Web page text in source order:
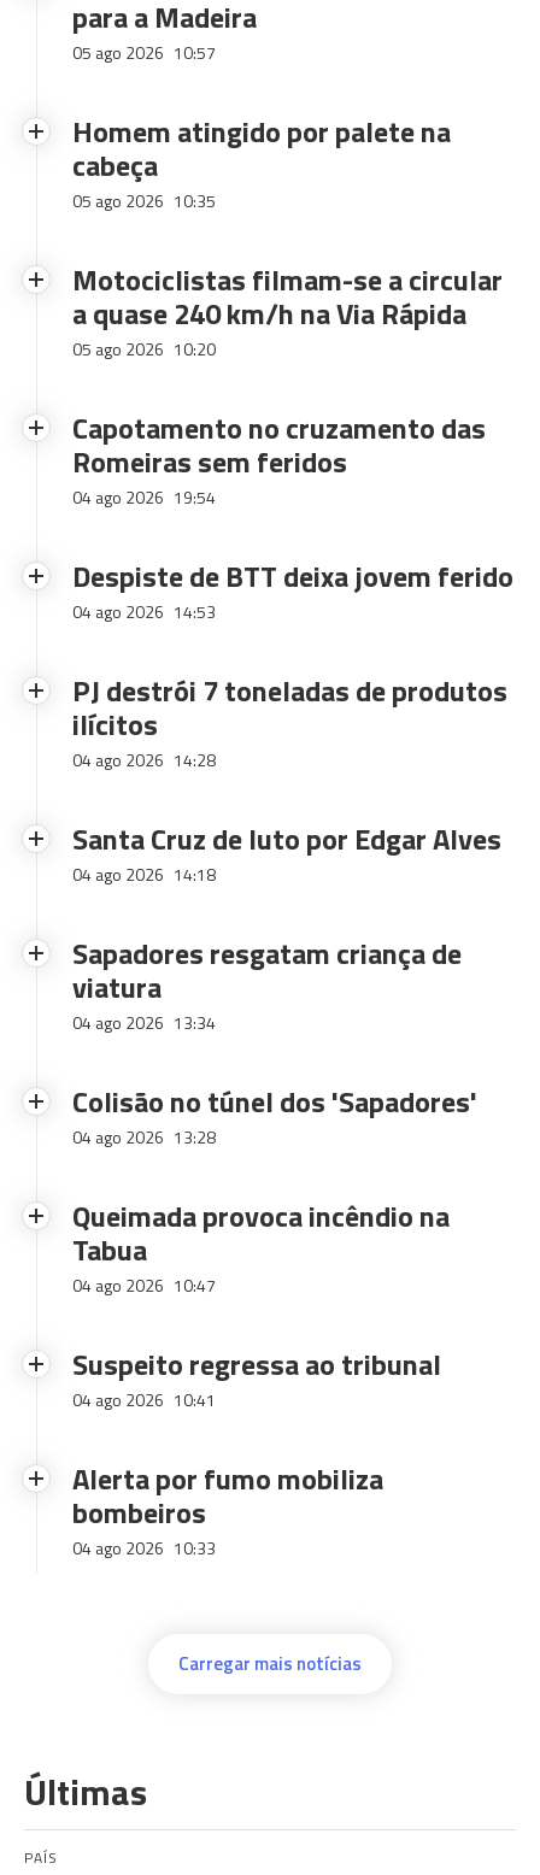
para a Madeira
05 ago 2026 10:57
Homem atingido por palete na
cabeça
05 ago 2026 10:35
Motociclistas filmam-se a circular
a quase 240 km/h na Via Rápida
05 ago 2026 10:20
Capotamento no cruzamento das
Romeiras sem feridos
04 ago 2026 19:54
Despiste de BTT deixa jovem ferido
04 ago 2026 14:53
PJ destrói 7 toneladas de produtos
ilícitos
04 ago 2026 14:28
Santa Cruz de luto por Edgar Alves
04 ago 2026 14:18
Sapadores resgatam criança de
viatura
04 ago 2026 13:34
Colisão no túnel dos 'Sapadores'
04 ago 2026 13:28
Queimada provoca incêndio na
Tabua
04 ago 2026 10:47
Suspeito regressa ao tribunal
04 ago 2026 10:41
Alerta por fumo mobiliza
bombeiros
04 ago 2026 10:33
Carregar mais notícias
Últimas
PAÍS